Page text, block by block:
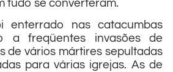
tudo se converteram.
nas catacumbas
a freqüentes invasões de
de vários mártires sepultadas
para várias igrejas. As de